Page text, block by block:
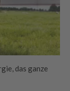
das ganze